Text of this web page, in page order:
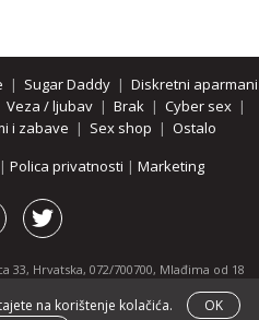
| Sugar Daddy| Diskretni aparmani
Veza / ljubav | Brak | Cyber sex |
i zabave | Sex shop | Ostalo
| Polica privatnosti | Marketing
Hrvatska, 072/700700, Mlađima od 18
stranice i svih njenih dijelova.
|hotline.hr|ThePornDude.com
na korištenje kolačića. OK